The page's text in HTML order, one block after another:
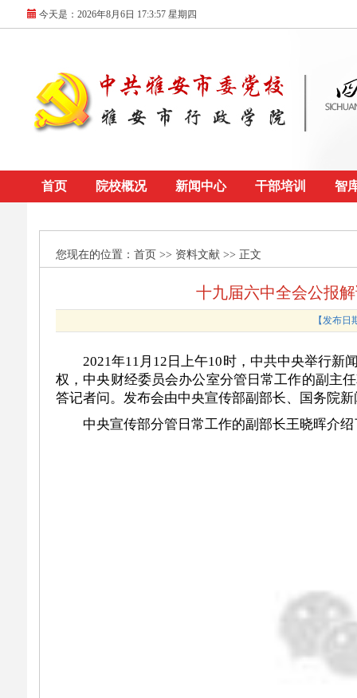
今天是： 2026年8月6日 17:3:57 星期四
首页 院校概况 新闻中心 干部培训 智
您现在的位置： 首页 >> 资料文献 >> 正文
十九届六中全会公报
【发布日
2021年11月12日上午10时，中共中央举行新
权，中央财经委员会办公室分管日常工作的副主
答记者问。发布会由中央宣传部副部长、国务院
中央宣传部分管日常工作的副部长王晓晖介